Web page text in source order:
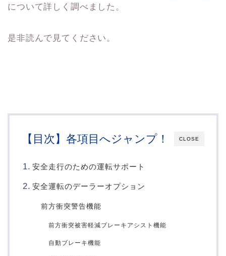
について詳しく調べました。
是非読んで見てください。
CLOSE
【目次】各項目へジャンプ！
安全走行のための運転サポート
安全運転のデーラーオプション
前方衝突警告機能
前方衝突被害軽減ブレーキアシスト機能
自動ブレーキ機能